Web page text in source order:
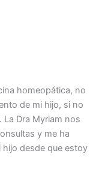
homeopática, no
de mi hijo, si no
La Dra Myriam nos
y me ha
desde que estoy